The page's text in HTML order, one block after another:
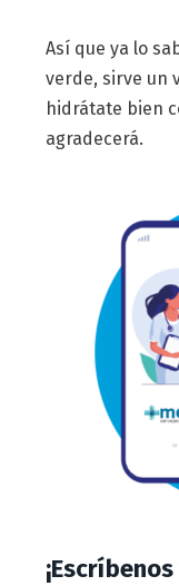
Así que ya lo
verde, sirve un
hidrátate bien
agradecerá.